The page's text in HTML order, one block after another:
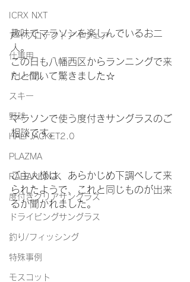
ICRX NXT
アイプロテクトアイウェア
仕事用
トレイル
スキー
野球
HALFJACKET2.0
PLAZMA
RADARLOCK
度付きクリアサングラス
ドライビングサングラス
釣り/フィッシング
特殊事例
モスコット
趣味でマラソンを楽しんでいるお二
人。
この日も八幡西区からランニングで来
たと聞いて驚きました☆
マラソンで使う度付きサングラスのご
相談です。
ご主人様は、あらかじめ下調べして来
られたようで、これと同じものが出来
るか聞かれました。